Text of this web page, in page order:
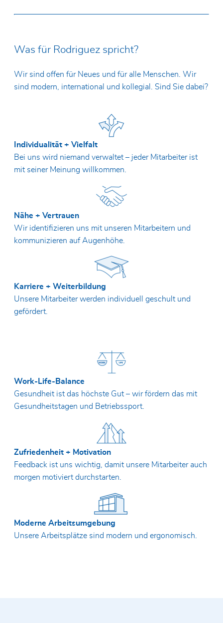
Was für Rodriguez spricht?
Wir sind offen für Neues und für alle Menschen. Wir
sind modern, international und kollegial. Sind Sie dabei?
Individualität + Vielfalt
Bei uns wird niemand verwaltet – jeder Mitarbeiter ist
mit seiner Meinung willkommen.
Nähe + Vertrauen
Wir identifizieren uns mit unseren Mitarbeitern und
kommunizieren auf Augenhöhe.
Karriere + Weiterbildung
Unsere Mitarbeiter werden individuell geschult und
gefördert.
Work-Life-Balance
Gesundheit ist das höchste Gut – wir fördern das mit
Gesundheitstagen und Betriebssport.
Zufriedenheit + Motivation
Feedback ist uns wichtig, damit unsere Mitarbeiter auch
morgen motiviert durchstarten.
Moderne Arbeitsumgebung
Unsere Arbeitsplätze sind modern und ergonomisch.